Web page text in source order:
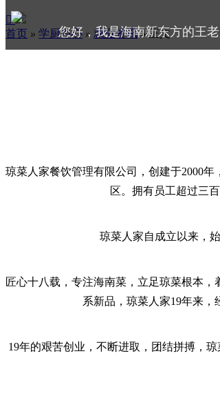

首页 » 学厨中心 » 就业资讯 »正文
琼菜人家餐饮管理有限公司，创建于2000
区。拥有员工超过三
琼菜人家自成立以来，
匠心十八载，专注海南菜，立足琼菜根本
系新品，琼菜人家19年来，
19年的艰苦创业，不断进取，团结拼搏，
您好，我是海南新东方的王